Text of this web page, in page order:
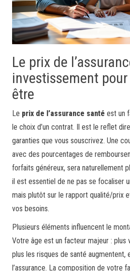
Le prix de
investissement
être
Le prix de l’assurance santé est un
le choix d’un contrat. Il est le reflet
garanties que vous souscrivez. Une
avec des pourcentages de
forfaits généreux, sera naturellement
il est essentiel de ne pas se focaliser
mais plutôt sur le rapport qualité/prix
vos besoins.
Plusieurs éléments influencent le
Votre âge est un facteur majeur : plus
plus les risques de santé augmentent,
l’assurance. La composition de votre